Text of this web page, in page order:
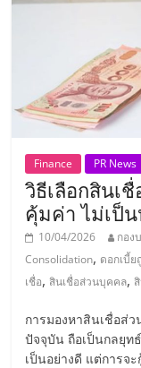
แฟ
รน
ไชส์
ขาย
หน้า
บ้าน
ลงทุน
Finance PR News
วิธีเลือกสินเ
คุ้มค่า ไม่เป็
10/04/2026 กอง
Consolidation, ดอกเบี้ย
เชื่อ,สินเชื่อส่วนบุคคล,
การมองหาสินเชื่อส่ว
ปัจจุบัน ถือเป็นกลยุท
เป็นอย่างดี แต่การจ